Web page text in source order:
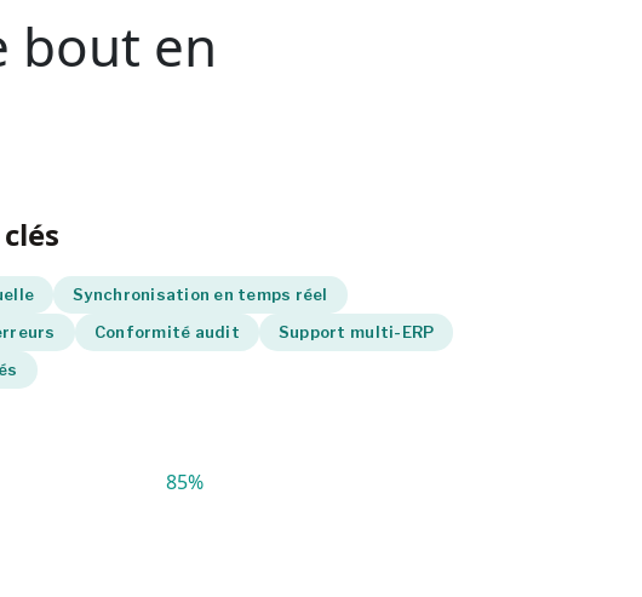
bout en
Synchronisation en temps réel
Conformité audit
Support multi-ERP
85%